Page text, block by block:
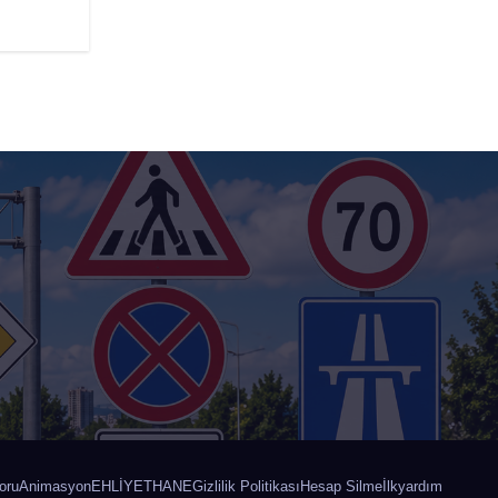
AnimasyonEHLİYETHANEGizlilik Politikası Hesap Silme İlkyardım